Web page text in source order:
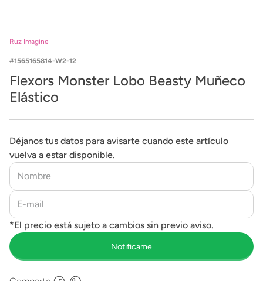
Ruz Imagine
1565165814-W2-12
Flexors Monster Lobo Beasty Muñeco
Elástico
Déjanos tus datos para avisarte cuando este artículo
vuelva a estar disponible.